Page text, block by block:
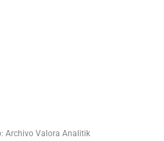
Archivo Valora Analitik